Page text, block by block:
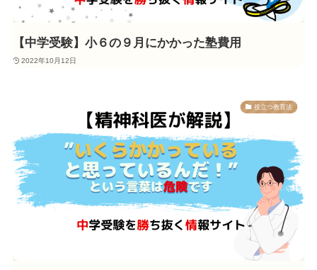
【中学受験】小６の９月にかかった塾費用
2022年10月12日
役立つ教育法